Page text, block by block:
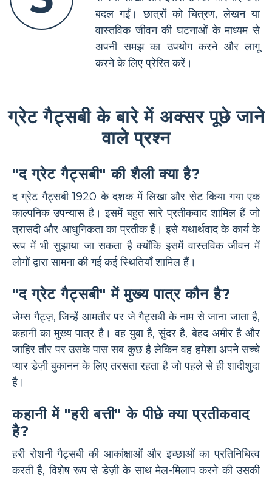
बदल गईं। छात्रों को चित्रण, लेखन या
वास्तविक जीवन की घटनाओं के माध्यम से
अपनी समझ का उपयोग करने और लागू
करने के लिए प्रेरित करें।
ग्रेट गैट्सबी के बारे में अक्सर पूछे जाने
वाले प्रश्न
"द ग्रेट गैट्सबी" की शैली क्या है?
द ग्रेट गैट्सबी 1920 के दशक में लिखा और सेट किया गया एक
काल्पनिक उपन्यास है। इसमें बहुत सारे प्रतीकवाद शामिल हैं जो
त्रासदी और आधुनिकता का प्रतीक हैं। इसे यथार्थवाद के कार्य के
रूप में भी सुझाया जा सकता है क्योंकि इसमें वास्तविक जीवन में
लोगों द्वारा सामना की गई कई स्थितियाँ शामिल हैं।
"द ग्रेट गैट्सबी" में मुख्य पात्र कौन है?
जेम्स गैट्ज़, जिन्हें आमतौर पर जे गैट्सबी के नाम से जाना जाता है,
कहानी का मुख्य पात्र है। वह युवा है, सुंदर है, बेहद अमीर है और
जाहिर तौर पर उसके पास सब कुछ है लेकिन वह हमेशा अपने सच्चे
प्यार डेज़ी बुकानन के लिए तरसता रहता है जो पहले से ही शादीशुदा
है।
कहानी में "हरी बत्ती" के पीछे क्या प्रतीकवाद
है?
हरी रोशनी गैट्सबी की आकांक्षाओं और इच्छाओं का प्रतिनिधित्व
करती है, विशेष रूप से डेज़ी के साथ मेल-मिलाप करने की उसकी